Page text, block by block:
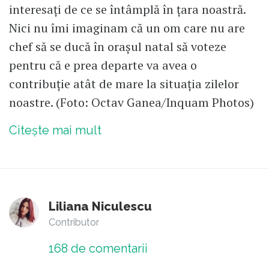
interesați de ce se întâmplă în țara noastră.
Nici nu îmi imaginam că un om care nu are
chef să se ducă în orașul natal să voteze
pentru că e prea departe va avea o
contribuție atât de mare la situația zilelor
noastre. (Foto: Octav Ganea/Inquam Photos)
Citește mai mult
Liliana Niculescu
Contributor
168 de comentarii